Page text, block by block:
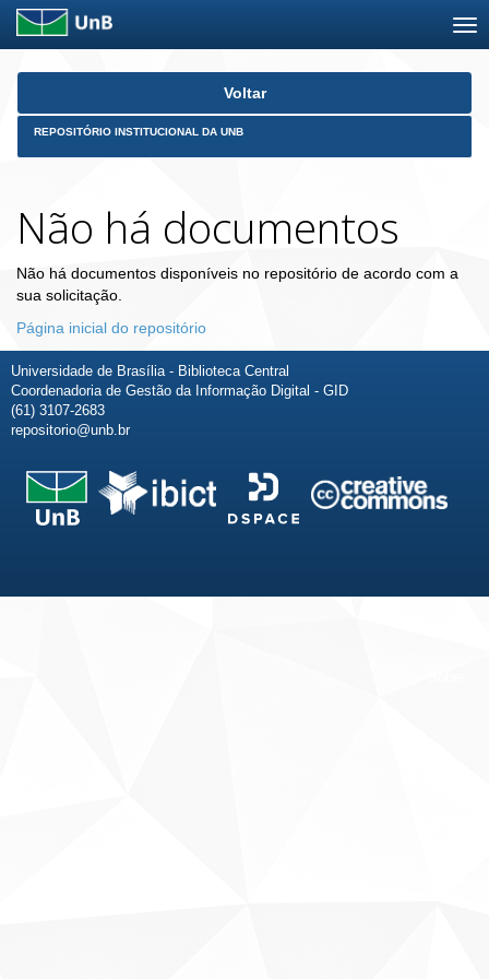
Skip
Voltar
REPOSITÓRIO INSTITUCIONAL DA UNB
Não há documentos
Não há documentos disponíveis no repositório de acordo com a
sua solicitação.
Página inicial do repositório
Universidade de Brasília - Biblioteca Central
Coordenadoria de Gestão da Informação Digital - GID
(61) 3107-2683
repositorio@unb.br